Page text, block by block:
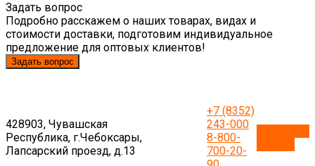
Задать вопрос
Подробно расскажем о наших товарах, видах и
стоимости доставки, подготовим индивидуальное
предложение для оптовых клиентов!
Задать вопрос
428903, Чувашская
Республика, г.Чебоксары,
Лапсарский проезд, д.13
+7 (8352)
243-000
8-800-
700-20-